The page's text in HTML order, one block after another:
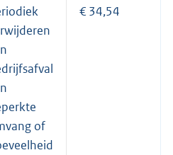
of
€ 34,54